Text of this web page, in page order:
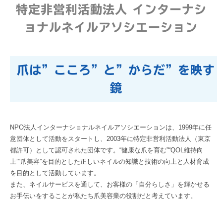
特定非営利活動法人 インターナシ
ョナルネイルアソシエーション
爪は”こころ”と”からだ”を映す
鏡
NPO法人インターナショナルネイルアソシエーションは、1999年に任
意団体として活動をスタートし、2003年に特定非営利活動法人（東京
都許可）として認可された団体です。“健康な爪を育む”“QOL維持向
上”“爪美容”を目的とした正しいネイルの知識と技術の向上と人材育成
を目的として活動しています。
また、ネイルサービスを通して、お客様の「自分らしさ」を輝かせる
お手伝いをすることが私たち爪美容業の役割だと考えています。